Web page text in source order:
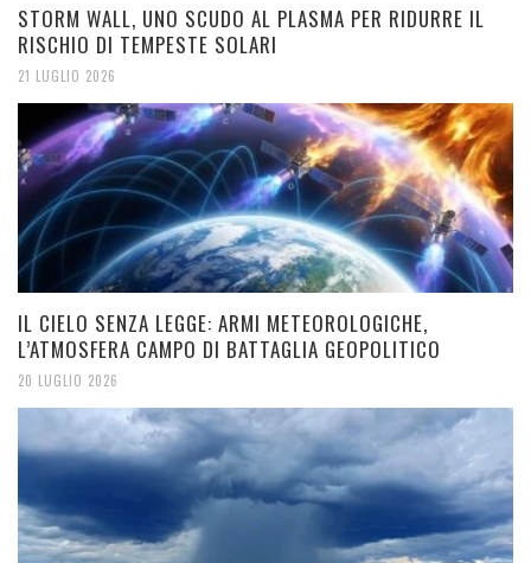
STORM WALL, UNO SCUDO AL PLASMA PER RIDURRE IL
RISCHIO DI TEMPESTE SOLARI
21 LUGLIO 2026
IL CIELO SENZA LEGGE: ARMI METEOROLOGICHE,
L’ATMOSFERA CAMPO DI BATTAGLIA GEOPOLITICO
20 LUGLIO 2026